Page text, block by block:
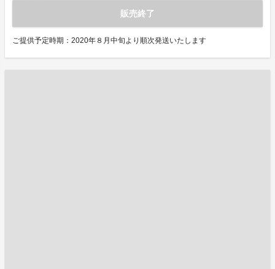
販売終了
ご提供予定時期：2020年８月中旬より順次発送いたします